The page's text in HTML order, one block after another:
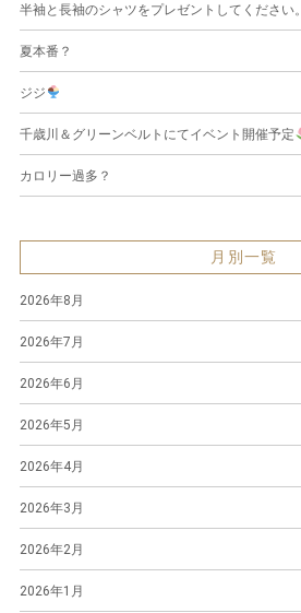
半袖と長袖のシャツをプレゼントしてください。
夏本番？
ジジ
千歳川＆グリーンベルトにてイベント開催予定
カロリー過多？
月別一覧
2026年8月
2026年7月
2026年6月
2026年5月
2026年4月
2026年3月
2026年2月
2026年1月